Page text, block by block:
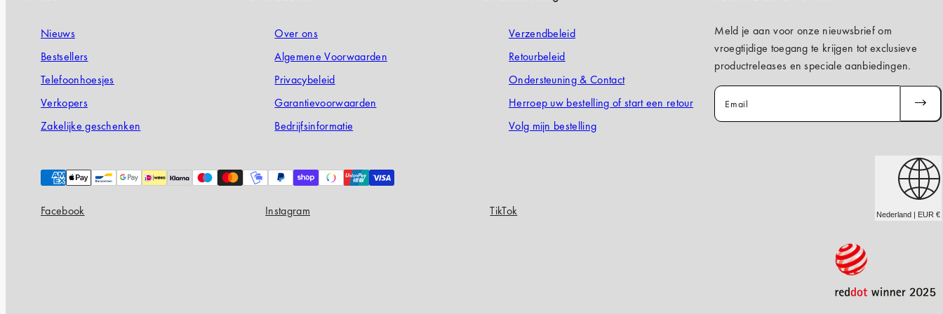
Nieuws
Bestsellers
Telefoonhoesjes
Verkopers
Zakelijke geschenken
Over ons
Algemene Voorwaarden
Privacybeleid
Garantievoorwaarden
Bedrijfsinformatie
Verzendbeleid
Retourbeleid
Ondersteuning & Contact
Herroep uw bestelling of start een retour
Volg mijn bestelling
Meld je aan voor onze nieuwsbrief om
vroegtijdige toegang te krijgen tot exclusieve
productreleases en speciale aanbiedingen.
Email
Payment
methods
Facebook
Instagram TikTok Nederland | EUR €